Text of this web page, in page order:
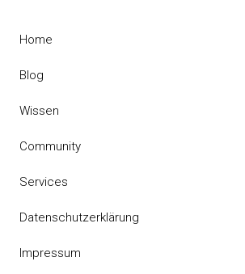
Home
Blog
Wissen
Community
Services
Datenschutzerklärung
Impressum